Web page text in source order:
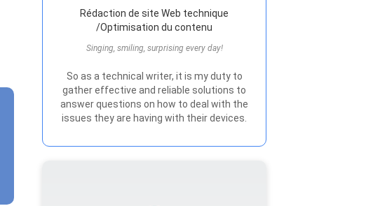
Rédaction de site Web technique
/Optimisation du contenu
Singing, smiling, surprising every day!
So as a technical writer, it is my duty to
gather effective and reliable solutions to
answer questions on how to deal with the
issues they are having with their devices.